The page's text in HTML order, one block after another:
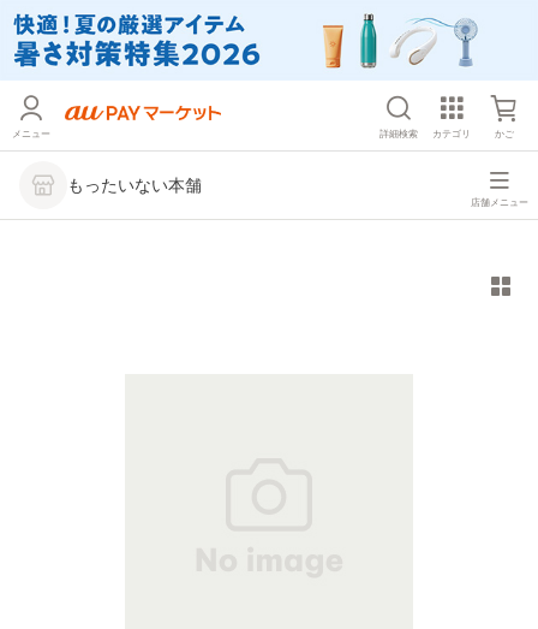
メニュー 詳細検索 カテゴリ かご
もったいない本舗
店舗メニュー